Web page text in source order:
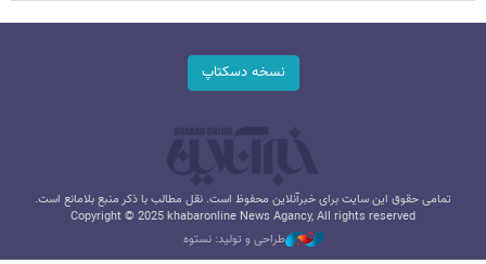
نسخه دسکتاپ
تمامی حقوق این سایت برای خبرآنلاین محفوظ است. نقل مطالب با ذکر منبع بلامانع است.
Copyright © 2025 khabaronline News Agancy, All rights reserved
طراحی و تولید: نستوه